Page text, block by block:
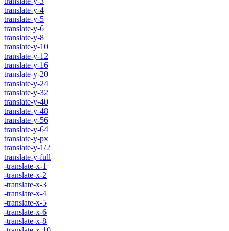
translate-y-4
translate-y-5
translate-y-6
translate-y-8
translate-y-10
translate-y-12
translate-y-16
translate-y-20
translate-y-24
translate-y-32
translate-y-40
translate-y-48
translate-y-56
translate-y-64
translate-y-px
translate-y-1/2
translate-y-full
-translate-x-1
-translate-x-2
-translate-x-3
-translate-x-4
-translate-x-5
-translate-x-6
-translate-x-8